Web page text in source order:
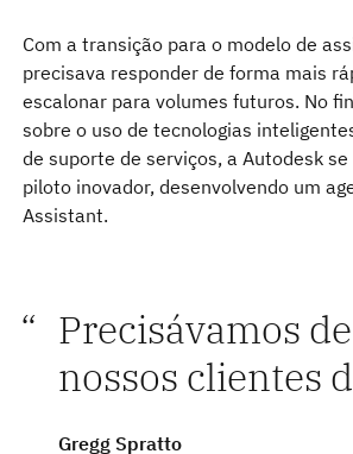
Com a transição para o modelo de
precisava responder de forma mais
escalonar para volumes futuros. No
sobre o uso de tecnologias
de suporte de serviços, a Autodesk
piloto inovador, desenvolvendo um
Assistant.
Precisávamos
nossos clientes
Gregg Spratto